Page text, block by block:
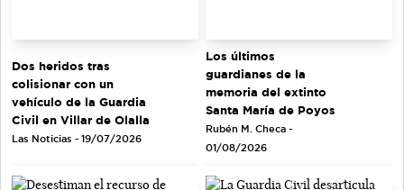
Dos heridos tras
colisionar con un
vehículo de la Guardia
Civil en Villar de Olalla
Las Noticias - 19/07/2026
Los últimos
guardianes de la
memoria del extinto
Santa María de Poyos
Rubén M. Checa -
01/08/2026